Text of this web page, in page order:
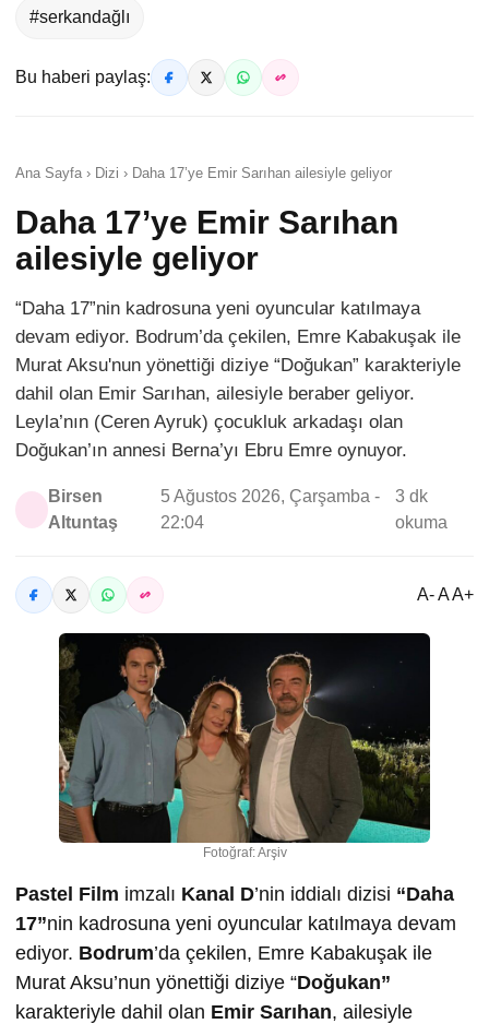
#serkandağlı
Bu haberi paylaş:
Ana Sayfa › Dizi › Daha 17’ye Emir Sarıhan ailesiyle geliyor
Daha 17’ye Emir Sarıhan
ailesiyle geliyor
“Daha 17”nin kadrosuna yeni oyuncular katılmaya
devam ediyor. Bodrum’da çekilen, Emre Kabakuşak ile
Murat Aksu'nun yönettiği diziye “Doğukan” karakteriyle
dahil olan Emir Sarıhan, ailesiyle beraber geliyor.
Leyla’nın (Ceren Ayruk) çocukluk arkadaşı olan
Doğukan’ın annesi Berna’yı Ebru Emre oynuyor.
Birsen
Altuntaş
5 Ağustos 2026, Çarşamba -
22:04
3 dk
okuma
A- A A+
Fotoğraf: Arşiv
Pastel Film imzalı Kanal D’nin iddialı dizisi “Daha
17”nin kadrosuna yeni oyuncular katılmaya devam
ediyor. Bodrum’da çekilen, Emre Kabakuşak ile
Murat Aksu’nun yönettiği diziye “Doğukan”
karakteriyle dahil olan Emir Sarıhan, ailesiyle